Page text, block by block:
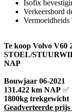
Isofix
Verkeersbord
Te koop Volvo V60
STOEL/
NAP
Bouwjaar 06-2021
131.422 km NAP ✅
1800kg trekgewicht
Geadverteerde